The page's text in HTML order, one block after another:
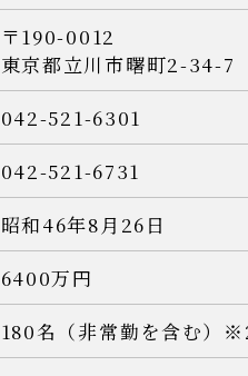
〒190-0012
東京都立川市曙町2-34-
042-521-6301
042-521-6731
昭和46年8月26日
6400万円
180名（非常勤を含む）